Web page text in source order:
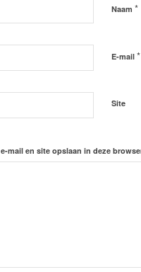
Naam *
E-mail *
Site
mail en site opslaan in deze